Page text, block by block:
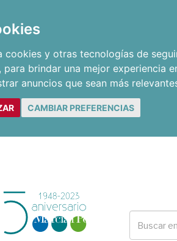
cookies y otras tecnologías de
, para brindar una mejor experiencia
anuncios que sean más
CAMBIAR PREFERENCIAS